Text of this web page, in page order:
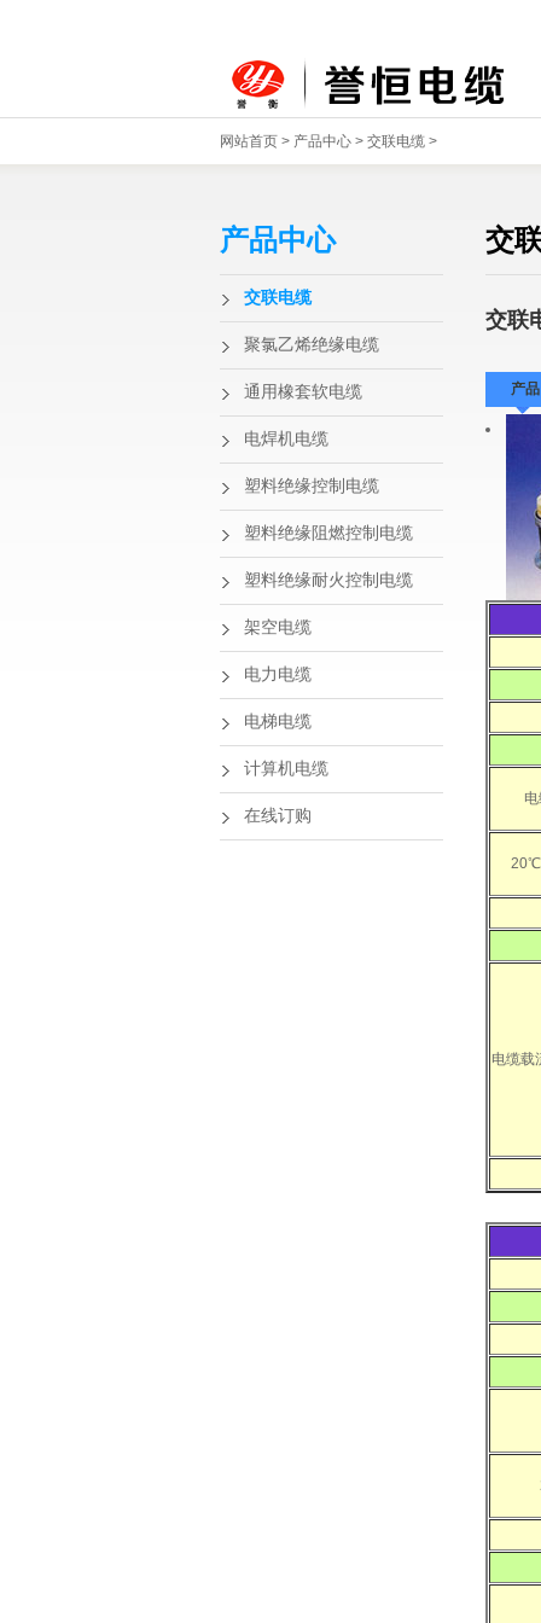
网站首页 > 产品中心 > 交联电缆 >
产品中心
交联电缆
聚氯乙烯绝缘电缆
通用橡套软电缆
电焊机电缆
塑料绝缘控制电缆
塑料绝缘阻燃控制电缆
塑料绝缘耐火控制电缆
架空电缆
电力电缆
电梯电缆
计算机电缆
在线订购
交
交联
产
20℃
电缆载